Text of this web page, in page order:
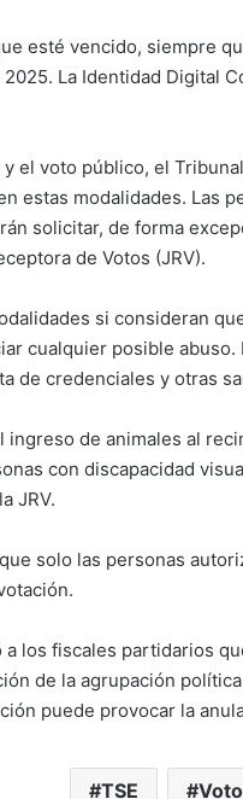
esté vencido, siempre
La Identidad Digital
el voto público, el
estas modalidades. Las
solicitar, de forma
de Votos (JRV).
si consideran
cualquier posible
de credenciales y otras
de animales al
con discapacidad
JRV.
solo las personas
los fiscales partidarios
de la agrupación
puede provocar la
TSE Voto